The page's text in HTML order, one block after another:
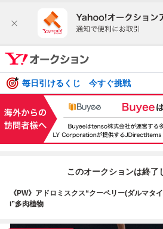
毎日引けるくじ 今すぐ挑戦
このオークションは終了
《PW》アドロミスクス“クーペリー(ダルマ
i”多肉植物